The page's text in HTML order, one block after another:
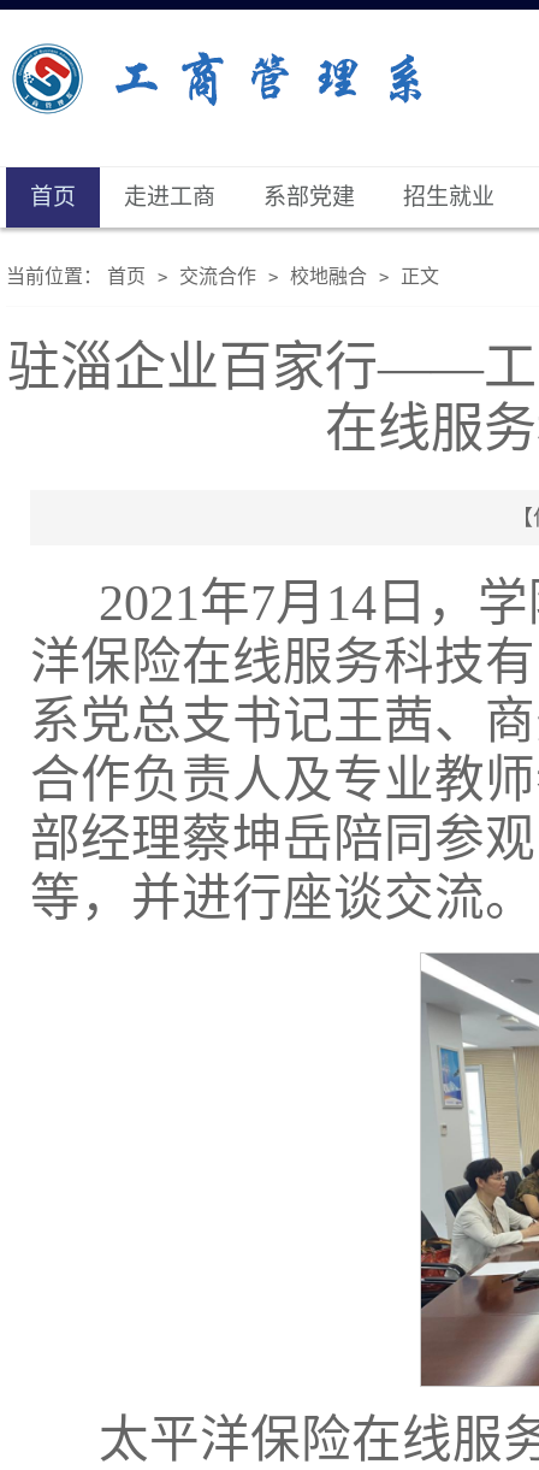
首页 走进工商 系部党建 招生就业
当前位置： 首页 > 交流合作 > 校地融合 > 正文
驻淄企业百家行——工
在线服
2021年7月14日，
洋保险在线服务科技
系党总支书记王茜、
合作负责人及专业教
部经理蔡坤岳陪同参
等，并进行座谈交流。
太平洋保险在线服